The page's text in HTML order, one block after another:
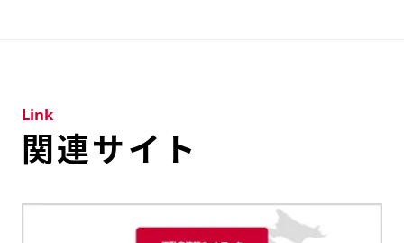
関連サイト
Link